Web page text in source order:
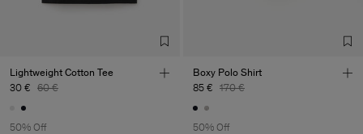
Lightweight Cotton Tee
30 € 60 €
50% Off
Boxy Polo Shirt
85 € 170 €
50% Off